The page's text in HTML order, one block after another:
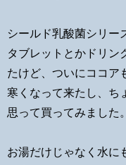
シールド乳酸菌シリー
タブレットとかドリン
たけど、ついにココア
寒くなって来たし、ち
思って買ってみました。
お湯だけじゃなく水に